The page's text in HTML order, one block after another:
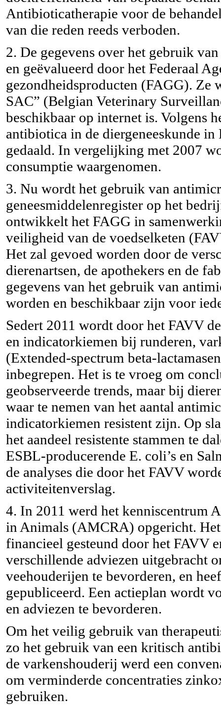
Antibioticatherapie voor de
van die reden reeds verboden.
2. De gegevens over het gebruik
en geëvalueerd door het Federaal
gezondheidsproducten (FAGG). Ze
SAC” (Belgian Veterinary
beschikbaar op internet is. Volgens
antibiotica in de diergeneeskunde
gedaald. In vergelijking met 2007
consumptie waargenomen.
3. Nu wordt het gebruik van
geneesmiddelenregister op het
ontwikkelt het FAGG in
veiligheid van de voedselketen
Het zal gevoed worden door de
dierenartsen, de apothekers en de
gegevens van het gebruik van
worden en beschikbaar zijn voor
Sedert 2011 wordt door het FAVV
en indicatorkiemen bij runderen,
(Extended-spectrum beta-
inbegrepen. Het is te vroeg om
geobserveerde trends, maar bij
waar te nemen van het aantal
indicatorkiemen resistent zijn. Op
het aandeel resistente stammen te
ESBL-producerende E. coli’s en
de analyses die door het FAVV
activiteitenverslag.
4. In 2011 werd het kenniscentrum
in Animals (AMCRA) opgericht.
financieel gesteund door het FAVV
verschillende adviezen uitgebracht
veehouderijen te bevorderen, en
gepubliceerd. Een actieplan wordt
en adviezen te bevorderen.
Om het veilig gebruik van
zo het gebruik van een kritisch
de varkenshouderij werd een
om verminderde concentraties
gebruiken.